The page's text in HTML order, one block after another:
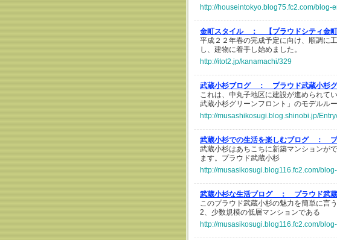
http://houseintokyo.blog75.fc2.com/blog-
金町スタイル ：
【プラウドシティ金
平成２２年春の完成予定に向け、順調に
し、建物に着手し始めました。
http://itot2.jp/kanamachi/329
武蔵小杉ブログ ：
プラウド武蔵小杉
これは、中丸子地区に建設が進められて
武蔵小杉グリーンフロント」のモデルルー
http://musashikosugi.blog.shinobi.jp/
武蔵小杉での生活を楽しむブログ ：
武蔵小杉はあちこちに新築マンションが
ます。プラウド武蔵小杉
http://musasikosugi.blog116.fc2.com/
武蔵小杉な生活ブログ ：
プラウド武
このプラウド武蔵小杉の魅力を簡単に言
2、少数規模の低層マンションである
http://musasikosugi.blog116.fc2.com/